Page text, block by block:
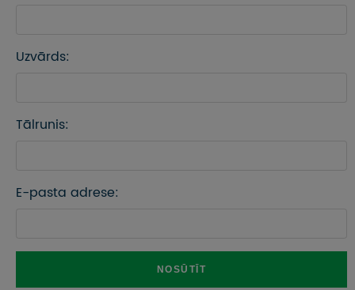
Uzvārds:
Tālrunis:
E-pasta adrese: